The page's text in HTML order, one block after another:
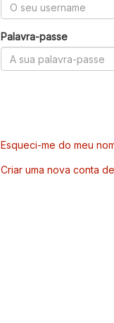
Palavra-passe
Esqueci-me do meu
Criar uma nova conta